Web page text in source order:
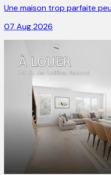
Une maison trop parfaite
07 Aug 2026